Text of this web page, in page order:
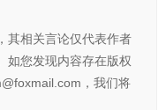
其相关言论仅代表作者
如您发现内容存在版权
，我们将